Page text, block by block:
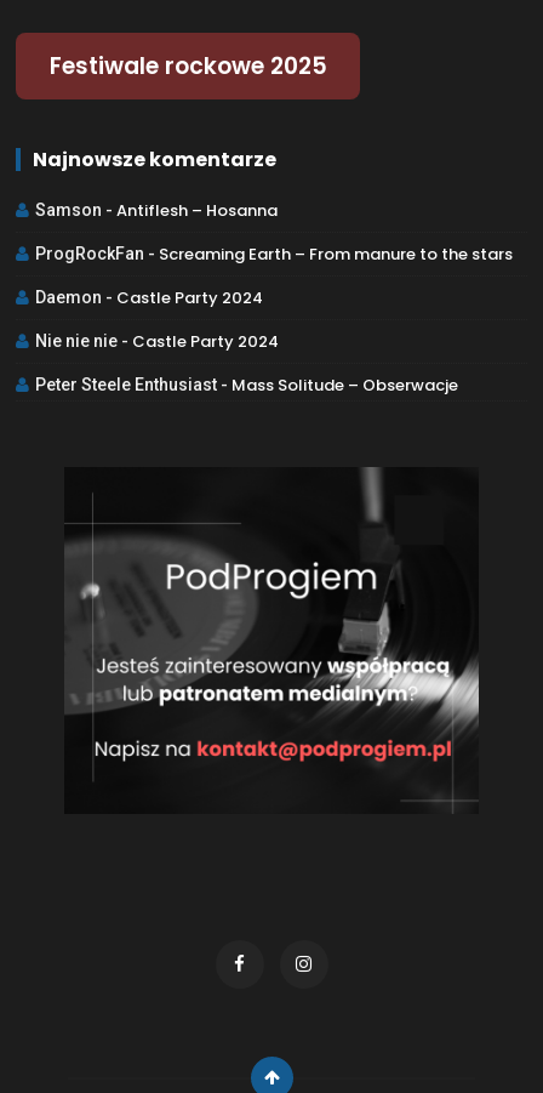
Festiwale rockowe 2025
Najnowsze komentarze
Samson - Antiflesh – Hosanna
ProgRockFan - Screaming Earth – From manure to the stars
Daemon - Castle Party 2024
Nie nie nie - Castle Party 2024
Peter Steele Enthusiast - Mass Solitude – Obserwacje